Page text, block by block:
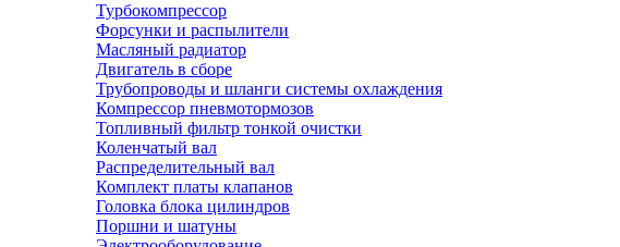
Турбокомпрессор
Форсунки и распылители
Масляный радиатор
Двигатель в сборе
Трубопроводы и шланги системы охлаждения
Компрессор пневмотормозов
Топливный фильтр тонкой очистки
Коленчатый вал
Распределительный вал
Комплект платы клапанов
Головка блока цилиндров
Поршни и шатуны